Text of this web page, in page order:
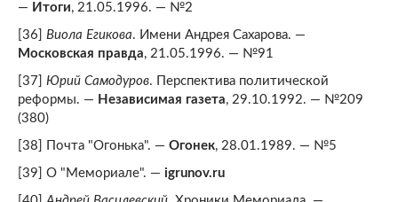
— Итоги, 21.05.1996. — №2
[36] Виола Егикова. Имени Андрея Сахарова. —
Московская правда, 21.05.1996. — №91
[37] Юрий Самодуров. Перспектива политической
реформы. — Независимая газета, 29.10.1992. — №209
(380)
[38] Почта "Огонька". — Огонек, 28.01.1989. — №5
[39] О "Мемориале". — igrunov.ru